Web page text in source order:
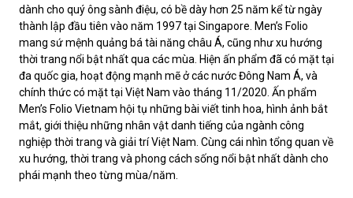
dành cho quý ông sành điệu, có bề dày hơn 25 năm kể từ ngày
thành lập đầu tiên vào năm 1997 tại Singapore. Men’s Folio
mang sứ mệnh quảng bá tài năng châu Á, cũng như xu hướng
thời trang nổi bật nhất qua các mùa. Hiện ấn phẩm đã có mặt tại
đa quốc gia, hoạt động mạnh mẽ ở các nước Đông Nam Á, và
chính thức có mặt tại Việt Nam vào tháng 11/2020. Ấn phẩm
Men’s Folio Vietnam hội tụ những bài viết tinh hoa, hình ảnh bắt
mắt, giới thiệu những nhân vật danh tiếng của ngành công
nghiệp thời trang và giải trí Việt Nam. Cùng cái nhìn tổng quan về
xu hướng, thời trang và phong cách sống nổi bật nhất dành cho
phái mạnh theo từng mùa/năm.